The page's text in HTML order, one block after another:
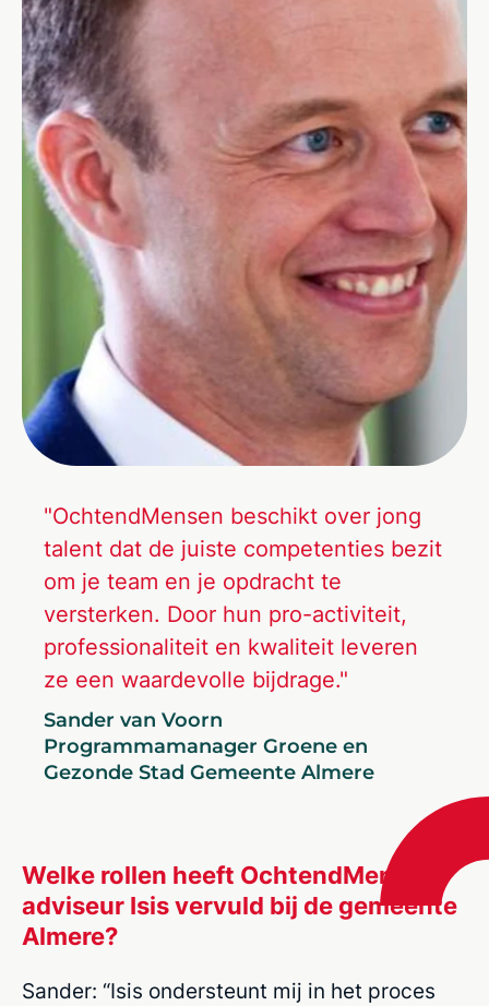
"OchtendMensen beschikt over jong
talent dat de juiste competenties bezit
om je team en je opdracht te
versterken. Door hun pro-activiteit,
professionaliteit en kwaliteit leveren
ze een waardevolle bijdrage."
Sander van Voorn
Programmamanager Groene en
Gezonde Stad Gemeente Almere
Welke rollen heeft OchtendMensen-
adviseur Isis vervuld bij de gemeente
Almere?
Sander: “Isis ondersteunt mij in het proces